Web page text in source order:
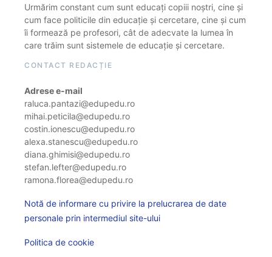
Urmărim constant cum sunt educați copiii noștri, cine și
cum face politicile din educație și cercetare, cine și cum
îi formează pe profesori, cât de adecvate la lumea în
care trăim sunt sistemele de educație și cercetare.
CONTACT REDACȚIE
Adrese e-mail
raluca.pantazi@edupedu.ro
mihai.peticila@edupedu.ro
costin.ionescu@edupedu.ro
alexa.stanescu@edupedu.ro
diana.ghimisi@edupedu.ro
stefan.lefter@edupedu.ro
ramona.florea@edupedu.ro
Notă de informare cu privire la prelucrarea de date
personale prin intermediul site-ului
Politica de cookie